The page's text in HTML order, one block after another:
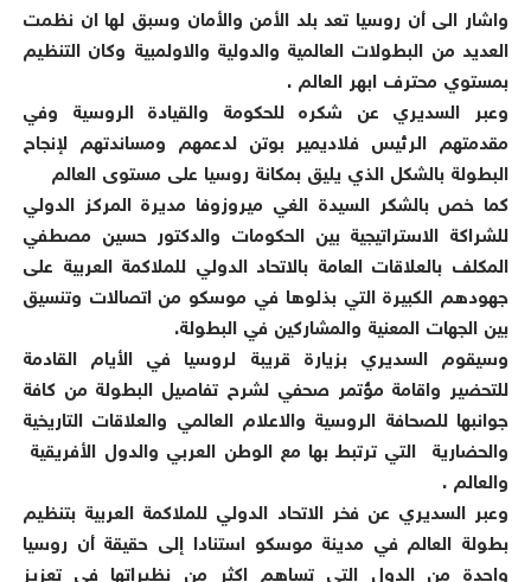
واشار الى أن روسيا تعد بلد الأمن والأمان وسبق لها ان نظمت
العديد من البطولات العالمية والدولية والاولمبية وكان التنظيم
بمستوي محترف ابهر العالم .
وعبر السديري عن شكره للحكومة والقيادة الروسية وفي
مقدمتهم الرئيس فلاديمير بوتن لدعمهم ومساندتهم لإنجاح
البطولة بالشكل الذي يليق بمكانة روسيا على مستوى العالم
كما خص بالشكر السيدة الغي ميروزوفا مديرة المركز الدولي
للشراكة الاستراتيجية بين الحكومات والدكتور حسين مصطفي
المكلف بالعلاقات العامة بالاتحاد الدولي للملاكمة العربية على
جهودهم الكبيرة التي بذلوها في موسكو من اتصالات وتنسيق
بين الجهات المعنية والمشاركين في البطولة.
وسيقوم السديري بزيارة قريبة لروسيا في الأيام القادمة
للتحضير واقامة مؤتمر صحفي لشرح تفاصيل البطولة من كافة
جوانبها للصحافة الروسية والاعلام العالمي والعلاقات التاريخية
والحضارية التي ترتبط بها مع الوطن العربي والدول الأفريقية
والعالم .
وعبر السديري عن فخر الاتحاد الدولي للملاكمة العربية بتنظيم
بطولة العالم في مدينة موسكو استنادا إلى حقيقة أن روسيا